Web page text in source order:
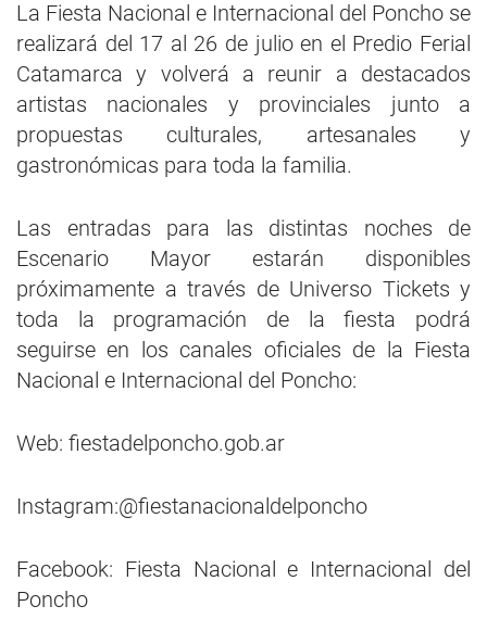
La Fiesta Nacional e Internacional del Poncho se
realizará del 17 al 26 de julio en el Predio Ferial
Catamarca y volverá a reunir a destacados
artistas nacionales y provinciales junto a
propuestas culturales, artesanales y
gastronómicas para toda la familia.
Las entradas para las distintas noches de
Escenario Mayor estarán disponibles
próximamente a través de Universo Tickets y
toda la programación de la fiesta podrá
seguirse en los canales oficiales de la Fiesta
Nacional e Internacional del Poncho:
Web: fiestadelponcho.gob.ar
Instagram:@fiestanacionaldelponcho
Facebook: Fiesta Nacional e Internacional del
Poncho